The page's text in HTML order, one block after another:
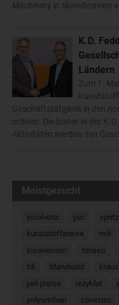
Machinery in Skandinavien
K.D.
Ländern
Zum 1.
Geschäftstätigkeit in den
ordnen. Die bisher in der
Aktivitäten werden den
Meistgesucht
insolvenz pvc
kunststoffpreise
mdi
insolvenzen
trinseo
tdi
titandioxid
pet-preise
rezyklat
polyurethan
covestro